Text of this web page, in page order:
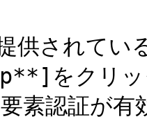
されてい
をクリッ
素認証が有